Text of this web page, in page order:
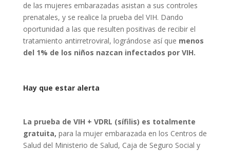
de las mujeres embarazadas asistan a sus controles
prenatales, y se realice la prueba del VIH. Dando
oportunidad a las que resulten positivas de recibir el
tratamiento antirretroviral, lográndose así que menos
del 1% de los niños nazcan infectados por VIH.
Hay que estar alerta
La prueba de VIH + VDRL (sífilis) es totalmente
gratuita, para la mujer embarazada en los Centros de
Salud del Ministerio de Salud, Caja de Seguro Social y